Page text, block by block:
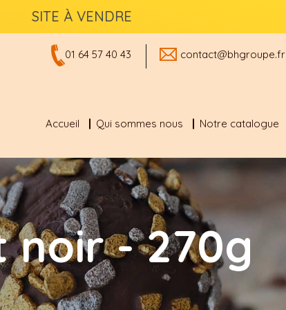
SITE À VENDRE
01 64 57 40 43 contact@bhgroupe.fr
Accueil Qui sommes nous Notre catalogue
noir - 270g